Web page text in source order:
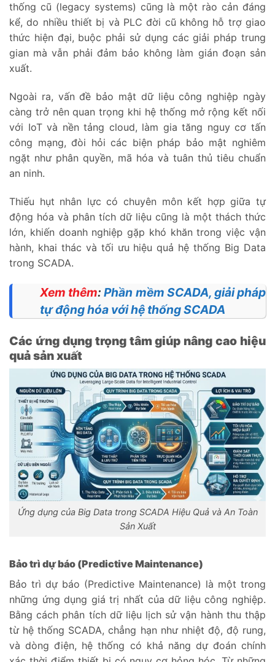
thống cũ (legacy systems) cũng là một rào cản đáng
kể, do nhiều thiết bị và PLC đời cũ không hỗ trợ giao
thức hiện đại, buộc phải sử dụng các giải pháp trung
gian mà vẫn phải đảm bảo không làm gián đoạn sản
xuất.
Ngoài ra, vấn đề bảo mật dữ liệu công nghiệp ngày
càng trở nên quan trọng khi hệ thống mở rộng kết nối
với IoT và nền tảng cloud, làm gia tăng nguy cơ tấn
công mạng, đòi hỏi các biện pháp bảo mật nghiêm
ngặt như phân quyền, mã hóa và tuân thủ tiêu chuẩn
an ninh.
Thiếu hụt nhân lực có chuyên môn kết hợp giữa tự
động hóa và phân tích dữ liệu cũng là một thách thức
lớn, khiến doanh nghiệp gặp khó khăn trong việc vận
hành, khai thác và tối ưu hiệu quả hệ thống Big Data
trong SCADA.
Xem thêm:Phần mềm SCADA, giải pháp
tự động hóa với hệ thống SCADA
Các ứng dụng trọng tâm giúp nâng cao hiệu
quả sản xuất
Ứng dụng của Big Data trong SCADA Hiệu Quả và An Toàn
Sản Xuất
Bảo trì dự báo (Predictive Maintenance)
Bảo trì dự báo (Predictive Maintenance) là một trong
những ứng dụng giá trị nhất của dữ liệu công nghiệp.
Bằng cách phân tích dữ liệu lịch sử vận hành thu thập
từ hệ thống SCADA, chẳng hạn như nhiệt độ, độ rung,
và dòng điện, hệ thống có khả năng dự đoán chính